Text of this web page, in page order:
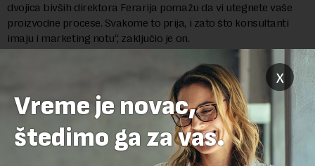
dvojica bivših direktora Ferarija pomažu da vi utegnete vaše
proizvodne procese. Svakome to prija, i zato što konsultanti
imaju i marketing notu“, zaključio je on.
x
Vreme je novac,
štedimo ga za vas.